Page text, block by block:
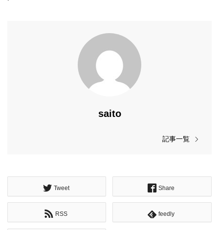
saito
記事一覧
Tweet Share
RSS feedly